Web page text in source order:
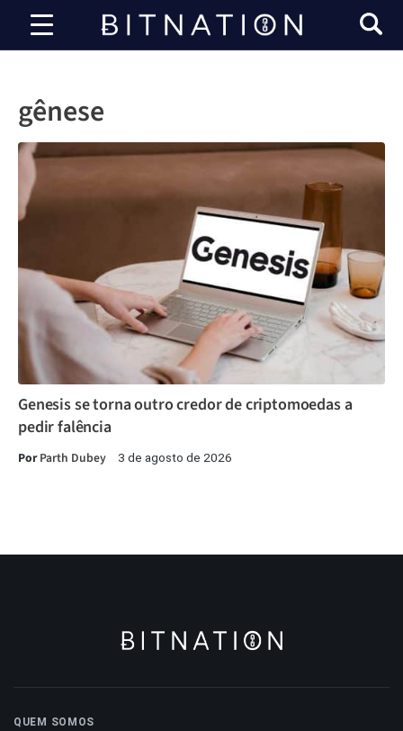
Bitnation
gênese
Genesis se torna outro credor de criptomoedas a
pedir falência
PorParth Dubey 3 de agosto de 2026
QUEM SOMOS